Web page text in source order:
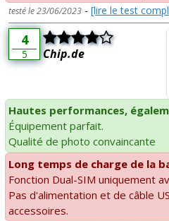
testé le 23/06/2023 - [lire le test
4
5 Chip.de
Hautes performances,
Équipement parfait.
Qualité de photo convaincante
Long temps de charge de la
Fonction Dual-SIM uniquement
Pas d'alimentation et de câble
accessoires.